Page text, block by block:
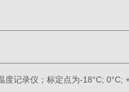
度记录仪；标定点为-18°C; 0°C;